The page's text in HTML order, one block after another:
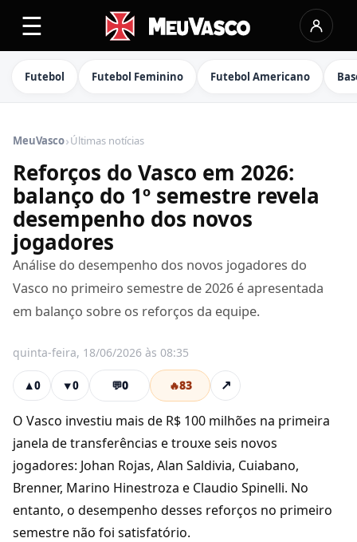
☰
Futebol Futebol Feminino Futebol Americano
MeuVasco›Últimas notícias
Reforços do Vasco em 2026:
balanço do 1º semestre revela
desempenho dos novos
jogadores
Análise do desempenho dos novos jogadores do
Vasco no primeiro semestre de 2026 é apresentada
em balanço sobre os reforços da equipe.
quinta-feira, 18/06/2026 às 08:35
▲0 ▼0 💬0 🔥83 ↗
O Vasco investiu mais de R$ 100 milhões na primeira
janela de transferências e trouxe seis novos
jogadores: Johan Rojas, Alan Saldivia, Cuiabano,
Brenner, Marino Hinestroza e Claudio Spinelli. No
entanto, o desempenho desses reforços no primeiro
semestre não foi satisfatório.